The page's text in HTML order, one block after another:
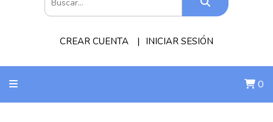
CREAR CUENTA INICIAR SESIÓN
0